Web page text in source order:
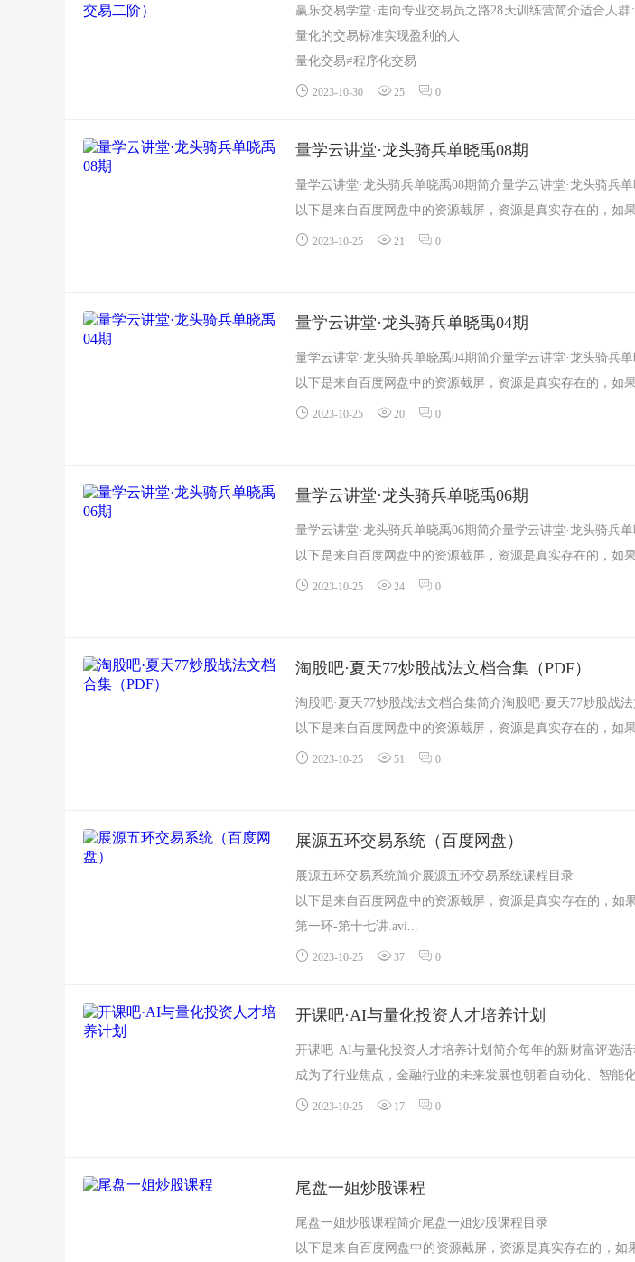
赢乐交易学堂·走向专业交易员之路28天训练营简介适合人
量化的交易标准实现盈利的人
量化交易≠程序化交易
量化交易=数据化、标...
2023-10-30 25 0
量学云讲堂·龙头骑兵单晓禹08期
量学云讲堂·龙头骑兵单晓禹08期简介量学云讲堂·龙头骑兵
以下是来自百度网盘中的资源截屏，资源是真实存在的，如
2023-10-25 21 0
量学云讲堂·龙头骑兵单晓禹04期
量学云讲堂·龙头骑兵单晓禹04期简介量学云讲堂·龙头骑兵
以下是来自百度网盘中的资源截屏，资源是真实存在的，如
2023-10-25 20 0
量学云讲堂·龙头骑兵单晓禹06期
量学云讲堂·龙头骑兵单晓禹06期简介量学云讲堂·龙头骑兵
以下是来自百度网盘中的资源截屏，资源是真实存在的，如
2023-10-25 24 0
淘股吧·夏天77炒股战法文档合集（PDF）
淘股吧·夏天77炒股战法文档合集简介淘股吧·夏天77炒股战
以下是来自百度网盘中的资源截屏，资源是真实存在的，如
2023-10-25 51 0
展源五环交易系统（百度网盘）
展源五环交易系统简介展源五环交易系统课程目录
以下是来自百度网盘中的资源截屏，资源是真实存在的，如
第一环-第十七讲.avi...
2023-10-25 37 0
开课吧·AI与量化投资人才培养计划
开课吧·AI与量化投资人才培养计划简介每年的新财富评选
成为了行业焦点，金融行业的未来发展也朝着自动化、智能
2023-10-25 17 0
尾盘一姐炒股课程
尾盘一姐炒股课程简介尾盘一姐炒股课程目录
以下是来自百度网盘中的资源截屏，资源是真实存在的，如